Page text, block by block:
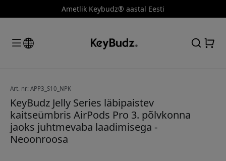
Ametlik Keybudz® aastal Eesti
Art. nr: APP3_S10_NPK
KeyBudz Jelly Series läbipaistev
kaitseümbris AirPods Pro 3. põlvkonna
jaoks juhtmevaba laadimisega -
Neoonroosa